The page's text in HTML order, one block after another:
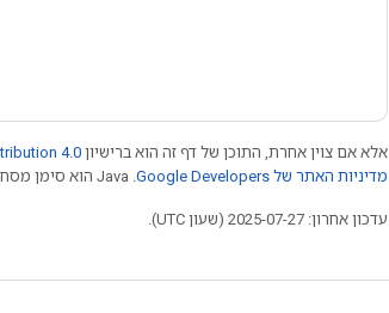
אלא אם צוין אחרת, התוכן של דף זה הוא ברישיון4.0
מדיניות האתר של Google Developers‏
עדכון אחרון: 2025-07-27 (שעון UTC).